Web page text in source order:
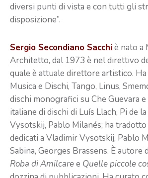
diversi punti di vista e con tutti gli
disposizione”.
Sergio Secondiano Sacchiè nato a
Architetto, dal 1973 è nel direttivo
quale è attuale direttore artistico.
Musica e Dischi, Tango, Linus,
dischi monografici su Che Guevara
italiane di dischi di Luís Llach, Pi de
Vysotskij, Pablo Milanés; ha
dedicati a Vladimir Vysotskij, Pablo
Sabina, Georges Brassens. È autore
Roba di Amilcaree Quelle piccole